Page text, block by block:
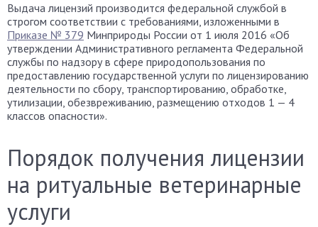
Выдача лицензий производится федеральной службой в
строгом соответствии с требованиями, изложенными в
Приказе № 379 Минприроды России от 1 июля 2016 «Об
утверждении Административного регламента Федеральной
службы по надзору в сфере природопользования по
предоставлению государственной услуги по лицензированию
деятельности по сбору, транспортированию, обработке,
утилизации, обезвреживанию, размещению отходов 1 — 4
классов опасности».
Порядок получения лицензии
на ритуальные ветеринарные
услуги